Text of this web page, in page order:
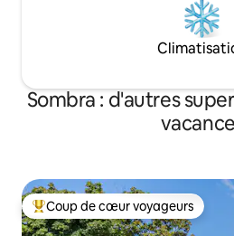
Sombra : d'autres
Coups de cœur voyageurs les
Coup de cœur voyageurs